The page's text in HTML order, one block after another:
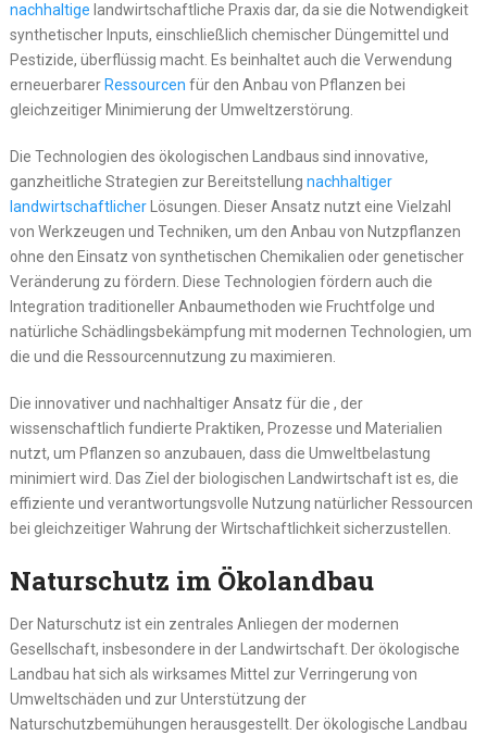
nachhaltige landwirtschaftliche Praxis dar, da sie die Notwendigkeit
synthetischer Inputs, einschließlich chemischer Düngemittel und
Pestizide, überflüssig macht. Es beinhaltet auch die Verwendung
erneuerbarer Ressourcen für den Anbau von Pflanzen bei
gleichzeitiger Minimierung der Umweltzerstörung.
Die Technologien des ökologischen Landbaus sind innovative,
ganzheitliche Strategien zur Bereitstellung nachhaltiger
landwirtschaftlicherLösungen. Dieser Ansatz nutzt eine Vielzahl
von Werkzeugen und Techniken, um den Anbau von Nutzpflanzen
ohne den Einsatz von synthetischen Chemikalien oder genetischer
Veränderung zu fördern. Diese Technologien fördern auch die
Integration traditioneller Anbaumethoden wie Fruchtfolge und
natürliche Schädlingsbekämpfung mit modernen Technologien, um
die und die Ressourcennutzung zu maximieren.
Die innovativer und nachhaltiger Ansatz für die , der
wissenschaftlich fundierte Praktiken, Prozesse und Materialien
nutzt, um Pflanzen so anzubauen, dass die Umweltbelastung
minimiert wird. Das Ziel der biologischen Landwirtschaft ist es, die
effiziente und verantwortungsvolle Nutzung natürlicher Ressourcen
bei gleichzeitiger Wahrung der Wirtschaftlichkeit sicherzustellen.
Naturschutz im Ökolandbau
Der Naturschutz ist ein zentrales Anliegen der modernen
Gesellschaft, insbesondere in der Landwirtschaft. Der ökologische
Landbau hat sich als wirksames Mittel zur Verringerung von
Umweltschäden und zur Unterstützung der
Naturschutzbemühungen herausgestellt. Der ökologische Landbau